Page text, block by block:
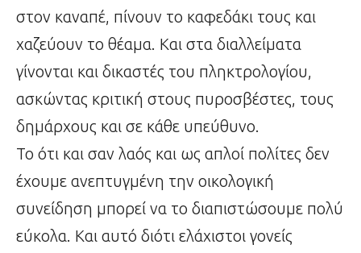
στον καναπέ, πίνουν το καφεδάκι τους και
χαζεύουν το θέαμα. Και στα διαλλείματα
γίνονται και δικαστές του πληκτρολογίου,
ασκώντας κριτική στους πυροσβέστες, τους
δημάρχους και σε κάθε υπεύθυνο.
Το ότι και σαν λαός και ως απλοί πολίτες δεν
έχουμε ανεπτυγμένη την οικολογική
συνείδηση μπορεί να το διαπιστώσουμε πολύ
εύκολα. Και αυτό διότι ελάχιστοι γονείς